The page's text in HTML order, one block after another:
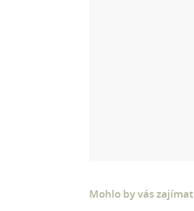
Mohlo by vás zajímat